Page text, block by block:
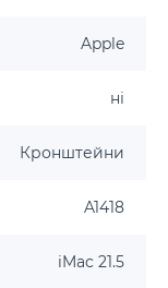
Apple
ні
Кронштейни
A1418
iMac 21.5